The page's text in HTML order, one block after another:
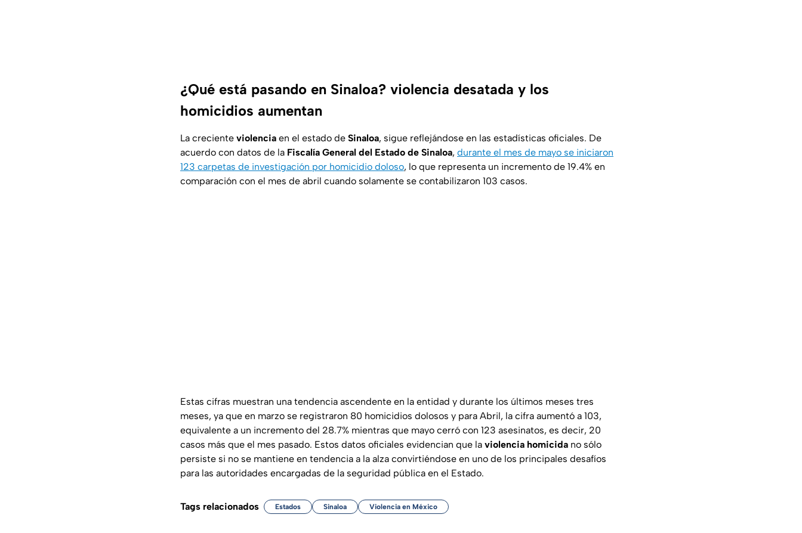
¿Qué está pasando en Sinaloa? violencia desatada y los
homicidios aumentan
La creciente violencia en el estado de Sinaloa, sigue reflejándose en las estadísticas oficiales. De
acuerdo con datos de la Fiscalía General del Estado de Sinaloa, durante el mes de mayo se iniciaron
123 carpetas de investigación por homicidio doloso, lo que representa un incremento de 19.4% en
comparación con el mes de abril cuando solamente se contabilizaron 103 casos.
Estas cifras muestran una tendencia ascendente en la entidad y durante los últimos meses tres
meses, ya que en marzo se registraron 80 homicidios dolosos y para Abril, la cifra aumentó a 103,
equivalente a un incremento del 28.7% mientras que mayo cerró con 123 asesinatos, es decir, 20
casos más que el mes pasado. Estos datos oficiales evidencian que la violencia homicida no sólo
persiste si no se mantiene en tendencia a la alza convirtiéndose en uno de los principales desafíos
para las autoridades encargadas de la seguridad pública en el Estado.
Tags relacionados Estados Sinaloa Violencia en México